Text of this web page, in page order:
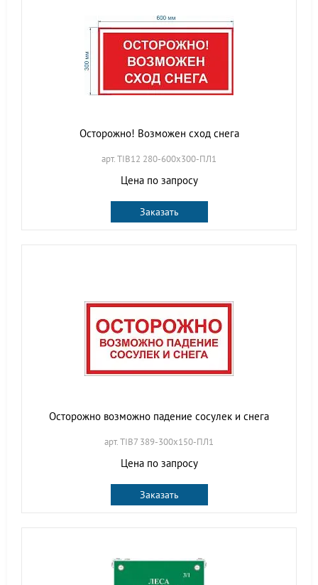
Осторожно! Возможен сход снега
арт. TIB12 280-600х300-ПЛ1
Цена по запросу
Заказать
Осторожно возможно падение сосулек и снега
арт. TIB7 389-300х150-ПЛ1
Цена по запросу
Заказать